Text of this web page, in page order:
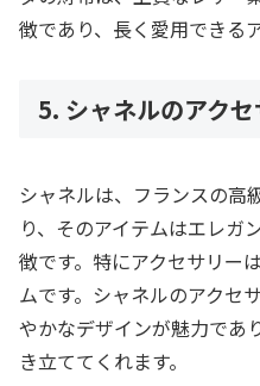
徴であり、長く愛用できる
5. シャネルのアク
シャネルは、フランスの高
り、そのアイテムはエレガ
徴です。特にアクセサリー
ムです。シャネルのアクセ
やかなデザインが魅力であ
き立ててくれます。